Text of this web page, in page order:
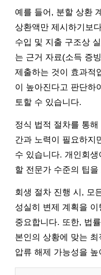
예를 들어, 분할 상환
상환액만 제시하기보
수입 및 지출 구조상
는 근거 자료(소득 증
제출하는 것이 효과적
이 높아진다고 판단하
토할 수 있습니다.
정식 법적 절차를 통해
간과 노력이 필요하지
수 있습니다. 개인회
할 전문가 수준의 팁을
회생 절차 진행 시, 모
성실히 변제 계획을 이
중요합니다. 또한, 법
본인의 상황에 맞는 최
압류 해제 가능성을